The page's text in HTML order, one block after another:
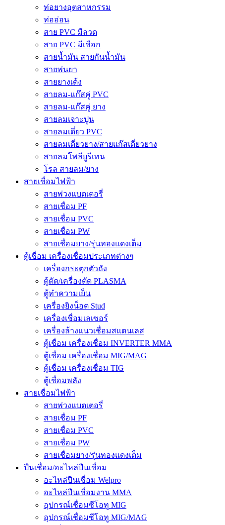
ท่อยางอุตสาหกรรม
ท่ออ่อน
สาย PVC มีลวด
สาย PVC มีเชือก
สายน้ำมัน สายกันน้ำมัน
สายพ่นยา
สายยางเด้ง
สายลม-แก๊สคู่ PVC
สายลม-แก๊สคู่ ยาง
สายลมเจาะปูน
สายลมเดี่ยว PVC
สายลมเดี่ยวยาง/สายแก๊สเดี่ยวยาง
สายลมโพลียูรีเทน
โรล สายลม/ยาง
สายเชื่อมไฟฟ้า
สายพ่วงแบตเตอรี่
สายเชื่อม PF
สายเชื่อม PVC
สายเชื่อม PW
สายเชื่อมยาง/รุ่นทองแดงเต็ม
ตู้เชื่อม เครื่องเชื่อมประเภทต่างๆ
เครื่องกระตุกตัวถัง
ตู้ตัด/เครื่องตัด PLASMA
ตู้ทำความเย็น
เครื่องยิงน็อต Stud
เครื่องเชื่อมเลเซอร์
เครื่องล้างแนวเชื่อมสแตนเลส
ตู้เชื่อม เครื่องเชื่อม INVERTER MMA
ตู้เชื่อม เครื่องเชื่อม MIG/MAG
ตู้เชื่อม เครื่องเชื่อม TIG
ตู้เชื่อมพลัง
สายเชื่อมไฟฟ้า
สายพ่วงแบตเตอรี่
สายเชื่อม PF
สายเชื่อม PVC
สายเชื่อม PW
สายเชื่อมยาง/รุ่นทองแดงเต็ม
ปืนเชื่อม/อะไหล่ปืนเชื่อม
อะไหล่ปืนเชื่อม Welpro
อะไหล่ปืนเชื่อมงาน MMA
อุปกรณ์เชื่อมซีโอทู MIG
อุปกรณ์เชื่อมซีโอทู MIG/MAG